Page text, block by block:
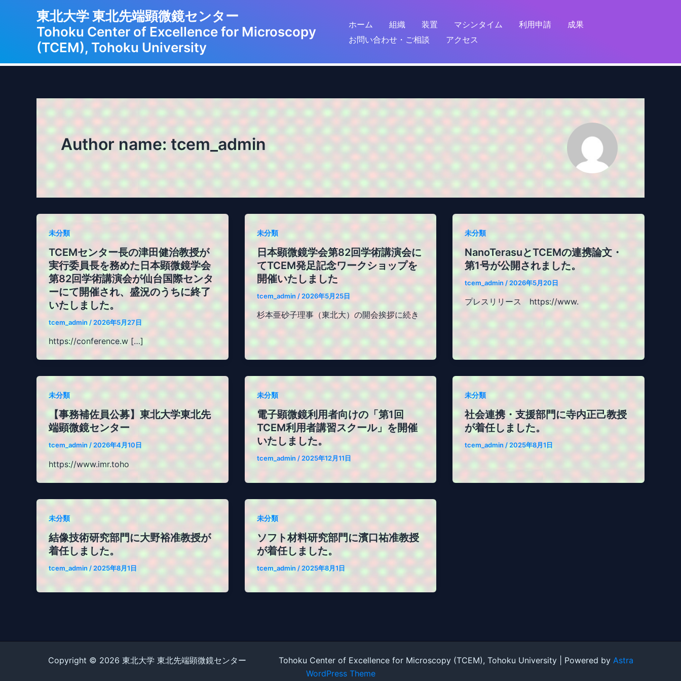
東北大学 東北先端顕微鏡センター
Tohoku Center of Excellence for Microscopy
(TCEM), Tohoku University
ホーム 組織 装置 マシンタイム 利用申請
成果
お問い合わせ・ご相談
アクセス
Author name: tcem_admin
未分類
TCEMセンター長の津田健治教授が
実行委員長を務めた日本顕微鏡学会
第82回学術講演会が仙台国際センタ
ーにて開催され、盛況のうちに終了
いたしました。
tcem_admin/2026年5月27日
https://conference.w […]
未分類
日本顕微鏡学会第82回学術講演会に
てTCEM発足記念ワークショップを
開催いたしました
tcem_admin / 2026年5月25日
杉本亜砂子理事（東北大）の開会挨拶に続き
未分類
NanoTerasuとTCEMの連携論文・
第1号が公開されました。
tcem_admin / 2026年5月20日
プレスリリース https://www.
未分類
【事務補佐員公募】東北大学東北先
端顕微鏡センター
tcem_admin/ 2026年4月10日
https://www.imr.toho
未分類
電子顕微鏡利用者向けの「第1回
TCEM利用者講習スクール」を開催
いたしました。
tcem_admin / 2025年12月11日
未分類
社会連携・支援部門に寺内正己教授
が着任しました。
tcem_admin / 2025年8月1日
未分類
結像技術研究部門に大野裕准教授が
着任しました。
tcem_admin/2025年8月1日
未分類
ソフト材料研究部門に濱口祐准教授
が着任しました。
tcem_admin /2025年8月1日
Copyright © 2026 東北大学 東北先端顕微鏡センター Tohoku Center of Excellence for Microscopy (TCEM), Tohoku University | Powered by Astra
WordPress Theme